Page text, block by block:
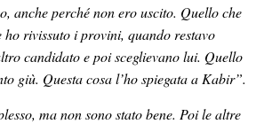
anche perché non ero uscito. Quello che
rivissuto i provini, quando restavo
candidato e poi sceglievano lui. Quello
giù. Questa cosa l’ho spiegata a Kabir”.
ma non sono stato bene. Poi le altre